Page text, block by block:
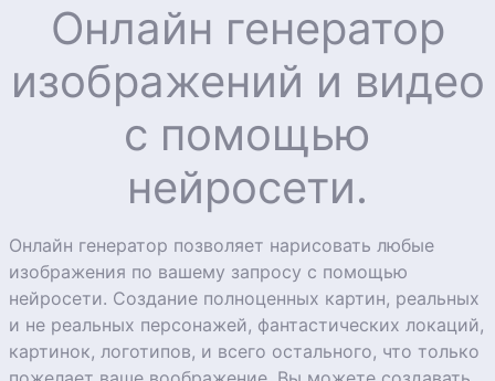
Онлайн генератор
изображений и видео
с помощью
нейросети.
Онлайн генератор позволяет нарисовать любые
изображения по вашему запросу с помощью
нейросети. Создание полноценных картин, реальных
и не реальных персонажей, фантастических локаций,
картинок, логотипов, и всего остального, что только